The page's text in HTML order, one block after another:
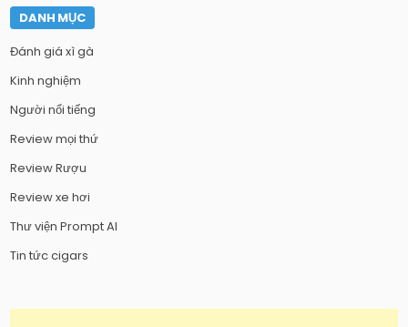
DANH MỤC
Đánh giá xì gà
Kinh nghiệm
Người nổi tiếng
Review mọi thứ
Review Rượu
Review xe hơi
Thư viện Prompt AI
Tin tức cigars